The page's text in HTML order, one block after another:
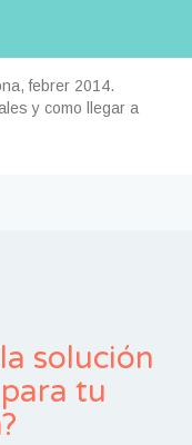
febrer 2014.
y como llegar a
solución
tu